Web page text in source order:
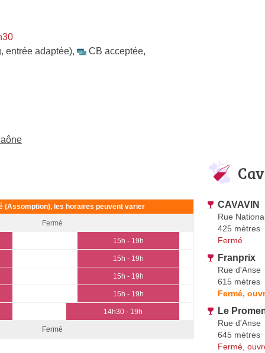
entrée adaptée), CB acceptée,
(Assomption), les horaires peuvent varier
Fermé
15h - 19h
15h - 19h
15h - 19h
15h - 19h
14h30 - 19h
Fermé
CAVAVIN
Rue
425 mètres
Fermé
Franprix
Rue d'Anse
615 mètres
Fermé,
Le
Rue d'Anse
645 mètres
Fermé,